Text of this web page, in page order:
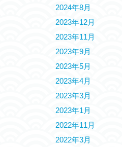
2024年8月
2023年12月
2023年11月
2023年9月
2023年5月
2023年4月
2023年3月
2023年1月
2022年11月
2022年3月